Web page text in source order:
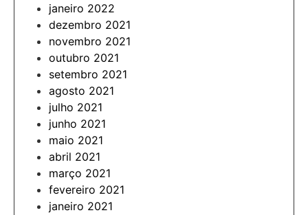
janeiro 2022
dezembro 2021
novembro 2021
outubro 2021
setembro 2021
agosto 2021
julho 2021
junho 2021
maio 2021
abril 2021
março 2021
fevereiro 2021
janeiro 2021